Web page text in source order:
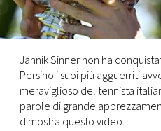
PRINCIPATO
DI
MONACO
RMC
CONSIGLIA
Jannik Sinner non ha
Persino i suoi più agguerriti
meraviglioso del tennista
parole di grande
dimostra questo video.